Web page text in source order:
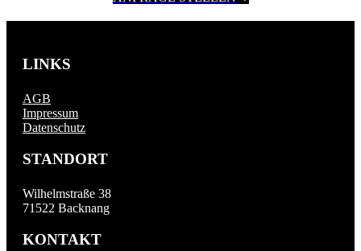
LINKS
AGB
Impressum
Datenschutz
STANDORT
Wilhelmstraße 38
71522 Backnang
KONTAKT